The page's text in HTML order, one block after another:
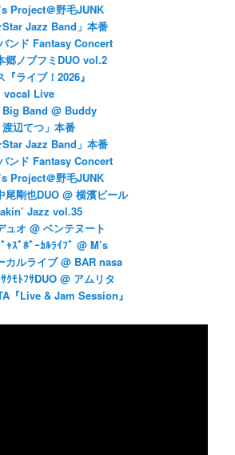
Project＠野毛JUNK
Jazz Band」本番
ンド Fantasy Concert
郷ノブフミDUO vol.2
ライブ！2026』
vocal Live
Band @ Buddy
辺てつ」本番
Jazz Band」本番
ンド Fantasy Concert
Project＠野毛JUNK
尾剛也DUO @ 横濱ビール
Jazz vol.35
ュオ @ ベンテヌート
ｬｽﾞﾎﾞｰｶﾙﾗｲﾌﾞ @ M’s
カルライブ @ BAR nasa
ｸﾓﾄﾌｻDUO @ アムリタ
『Live & Jam Session』